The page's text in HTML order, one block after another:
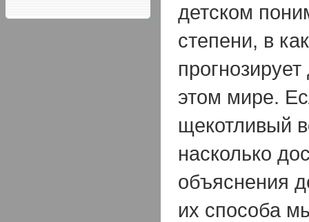
детском
степени, в
этом мире.
щекотливый
насколько
объяснения
их способа